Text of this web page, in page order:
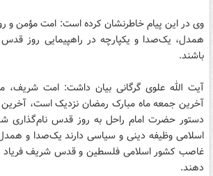
وی در این پیام خاطرنشان کرده است: امت مؤمن و
همدل، یک‌صدا و یکپارچه در راهپیمایی روز
باشند.
آیت الله علوی گرگانی بیان داشت: امت شریف،
آخرین جمعه ماه مبارک رمضان نزدیک است،
دستور حضرت امام راحل به روز قدس نام‌گذاری
اسلامی وظیفه دینی و سیاسی دارند یک‌صدا و همدل
غاصب کشور اسلامی فلسطین و قدس شریف
دهند.